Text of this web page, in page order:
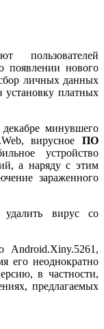
пользователей
появлении нового
личных данных
установку платных
минувшего
вирусное ПО
устройство
а наряду с этим
зараженного
удалить вирус со
Android.Xiny.5261,
его неоднократно
в частности,
предлагаемых